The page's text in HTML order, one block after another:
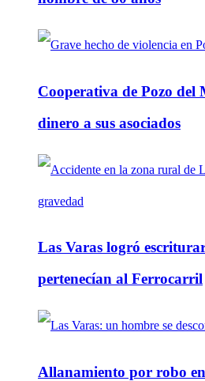
Cooperativa de Pozo del
dinero a sus asociados
Las Varas logró
pertenecían al Ferrocarril
Allanamiento por robo